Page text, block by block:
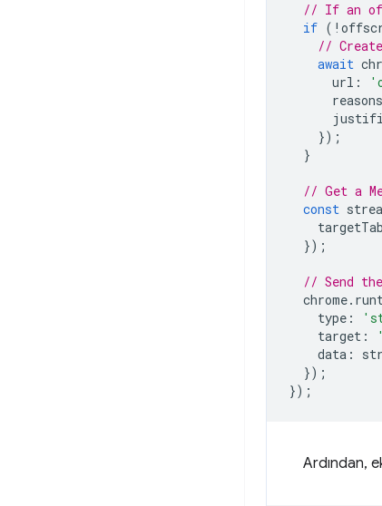
// If an
if ( !
//
await
url :
reasons
});
}
// Get a
const
});
// Send
chrome.
type :
target :
data :
});
});
Ardından,